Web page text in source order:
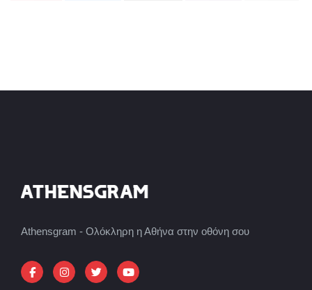
Athensgram - Ολόκληρη η Αθήνα στην οθόνη σου